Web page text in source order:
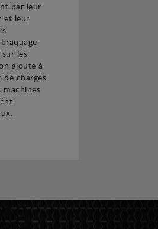
par leur
et leur
les
ajoute à
de charges